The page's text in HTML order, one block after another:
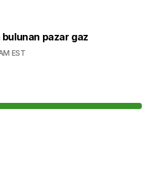
pazar gaz
EST